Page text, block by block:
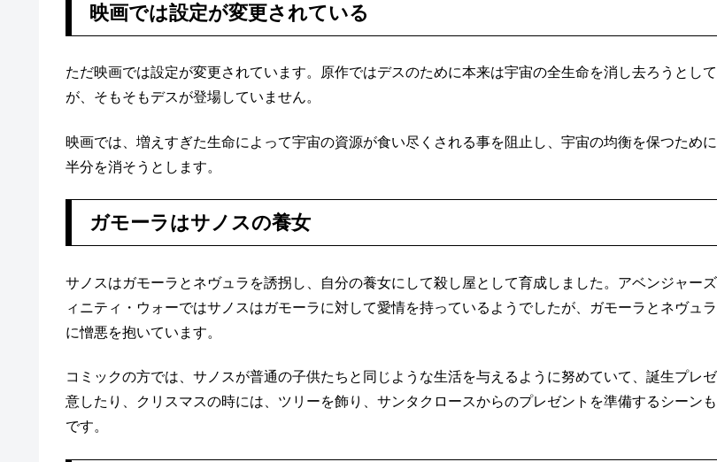
映画では設定が変更されている
ただ映画では設定が変更されています。原作ではデスのために本来は宇宙の全生命を消し去ろうとし
が、そもそもデスが登場していません。
映画では、増えすぎた生命によって宇宙の資源が食い尽くされる事を阻止し、宇宙の均衡を保つため
半分を消そうとします。
ガモーラはサノスの養女
サノスはガモーラとネヴュラを誘拐し、自分の養女にして殺し屋として育成しました。アベンジャー
ィニティ・ウォーではサノスはガモーラに対して愛情を持っているようでしたが、ガモーラとネヴュ
に憎悪を抱いています。
コミックの方では、サノスが普通の子供たちと同じような生活を与えるように努めていて、誕生プレ
意したり、クリスマスの時には、ツリーを飾り、サンタクロースからのプレゼントを準備するシーン
です。